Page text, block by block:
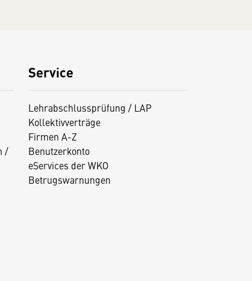
/
Service
Lehrabschlussprüfung / LAP
Kollektivverträge
Firmen A-Z
Benutzerkonto
eServices der WKO
Betrugswarnungen